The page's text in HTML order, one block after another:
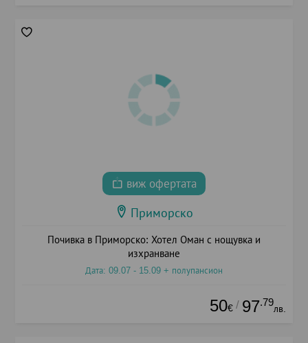
виж офертата
Приморско
Почивка в Приморско: Хотел Оман с нощувка и
изхранване
Дата: 09.07 - 15.09 + полупансион
50€ / 97.79
лв.